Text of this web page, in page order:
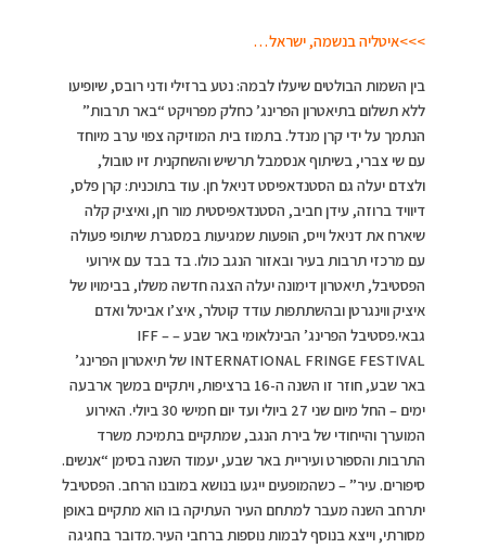
>>>איטליה בנשמה, ישראל…
בין השמות הבולטים שיעלו לבמה: נטע ברזילי ודני רובס, שיופיעו
ללא תשלום בתיאטרון הפרינג’ כחלק מפרויקט “באר תרבות”
הנתמך על ידי קרן מנדל. בתמוז בית המוזיקה צפוי ערב מיוחד
עם שי צברי, בשיתוף אנסמבל תרשיש והשחקנית זיו טובול,
ולצדם יעלה גם הסטנדאפיסט דניאל חן. עוד בתוכנית: קרן פלס,
דיוויד ברוזה, עידן חביב, הסטנדאפיסטית מור חן, ואיציק קלה
שיארח את דניאל וייס, הופעות שמגיעות במסגרת שיתופי פעולה
עם מרכזי תרבות בעיר ובאזור הנגב כולו. בד בבד עם אירועי
הפסטיבל, תיאטרון דימונה יעלה הצגה חדשה משלו, בבימויו של
איציק ווינגרטן ובהשתתפות עודד קוטלר, איצ’ו אביטל ואדם
גבאי.פסטיבל הפרינג’ הבינלאומי באר שבע – IFF –
INTERNATIONAL FRINGE FESTIVAL של תיאטרון הפרינג’
באר שבע, חוזר זו השנה ה-16 ברציפות, ויתקיים במשך ארבעה
ימים – החל מיום שני 27 ביולי ועד יום חמישי 30 ביולי. האירוע
המוערך והייחודי של בירת הנגב, שמתקיים בתמיכת משרד
התרבות והספורט ועיריית באר שבע, יעמוד השנה בסימן “אנשים.
סיפורים. עיר” – כשהמופעים ייגעו בנושא במובנו הרחב. הפסטיבל
יתרחב השנה מעבר למתחם העיר העתיקה בו הוא מתקיים באופן
מסורתי, וייצא בנוסף לבמות נוספות ברחבי העיר.מדובר בחגיגה